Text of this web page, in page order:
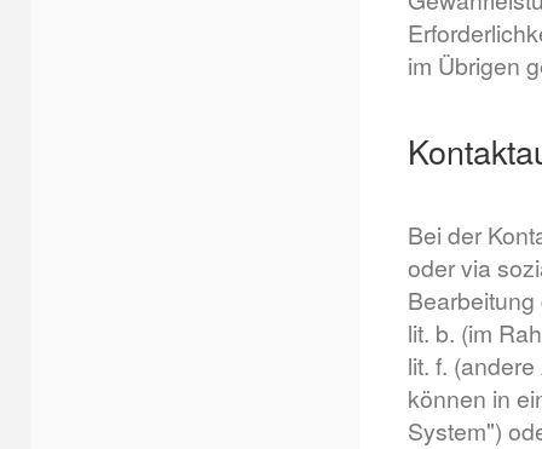
im Übrigen
Bei der
oder via
lit. b. (im
lit. f.
können in
System")